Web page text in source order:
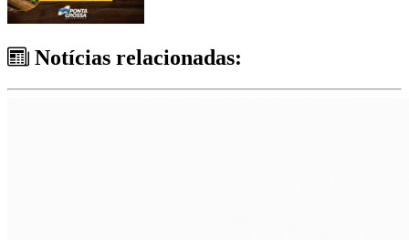
Notícias relacionadas: